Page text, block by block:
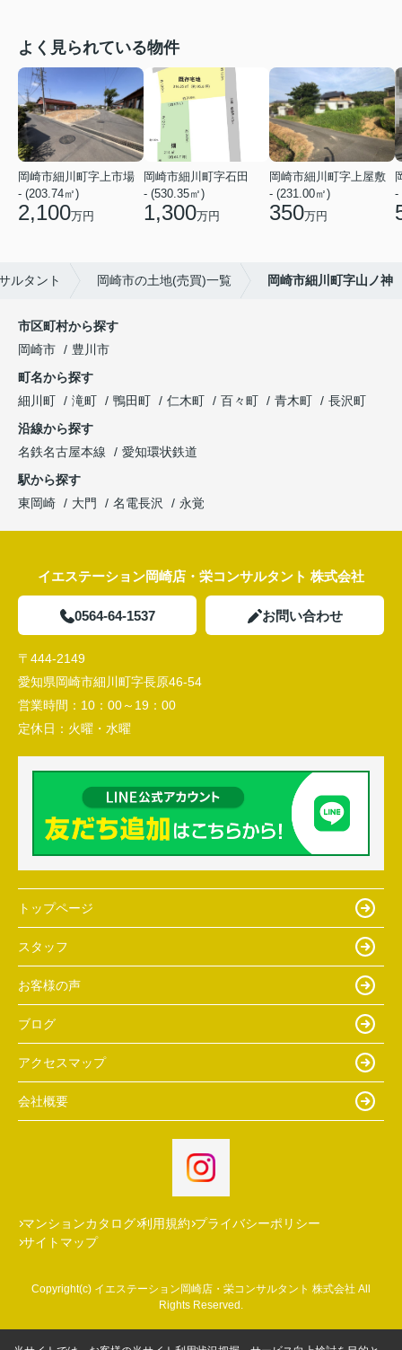
よく見られている物件
岡崎市細川町字上市場
- (203.74㎡)
2,100万円
岡崎市細川町字石田
- (530.35㎡)
1,300万円
岡崎市細川町字上屋敷
- (231.00㎡)
350万円
-
ルタント 岡崎市の土地(売買)一覧 岡崎市細川町字山ノ神
市区町村から探す
岡崎市
豊川市
町名から探す
細川町
滝町 鴨田町 仁木町 百々町 青木町
長沢町
沿線から探す
名鉄名古屋本線
愛知環状鉄道
駅から探す
東岡崎
大門 名電長沢 永覚
イエステーション岡崎店・栄コンサルタント 株式会社
0564-64-1537 お問い合わせ
〒444-2149
愛知県岡崎市細川町字長原46-54
営業時間： 10：00～19：00
定休日： 火曜・水曜
トップページ
スタッフ
お客様の声
ブログ
アクセスマップ
会社概要
マンションカタログ 利用規約 プライバシーポリシー
サイトマップ
Copyright(c) イエステーション岡崎店・栄コンサルタント 株式会社 All
Rights Reserved.